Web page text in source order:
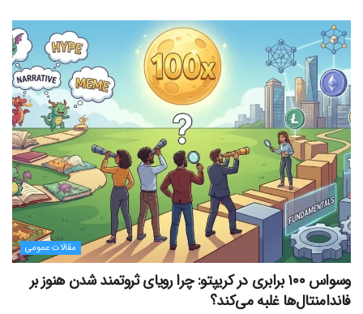
مقالات عمومی
وسواس ۱۰۰ برابری در کریپتو: چرا رویای ثروتمند شدن هنوز بر
فاندامنتال‌ها غلبه می‌کند؟